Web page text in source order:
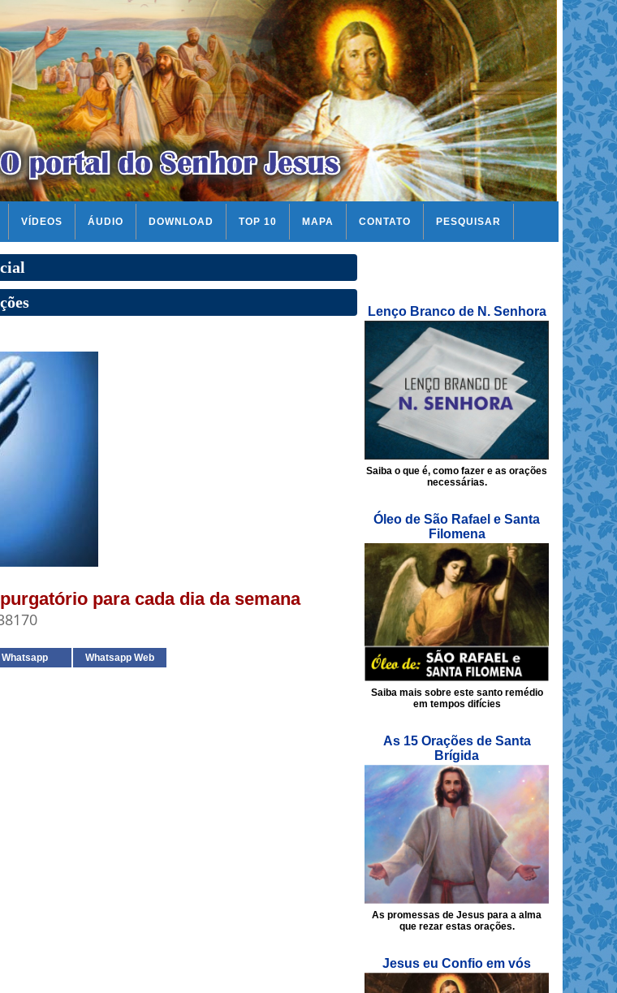
VÍDEOS ÁUDIO DOWNLOAD TOP 10 MAPA CONTATO PESQUISAR
para cada dia da semana
Whatsapp Whatsapp Web
Lenço Branco de N. Senhora
Saiba o que é, como fazer e as orações
necessárias.
Óleo de São Rafael e Santa
Filomena
Saiba mais sobre este santo remédio
em tempos difícies
As 15 Orações de Santa
Brígida
As promessas de Jesus para a alma
que rezar estas orações.
Jesus eu Confio em vós